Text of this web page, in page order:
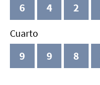
6 4 2
Cuarto
9 9 8